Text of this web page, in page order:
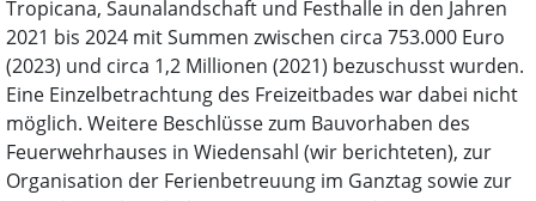
Tropicana, Saunalandschaft und Festhalle in den Jahren
2021 bis 2024 mit Summen zwischen circa 753.000 Euro
(2023) und circa 1,2 Millionen (2021) bezuschusst wurden.
Eine Einzelbetrachtung des Freizeitbades war dabei nicht
möglich. Weitere Beschlüsse zum Bauvorhaben des
Feuerwehrhauses in Wiedensahl (wir berichteten), zur
Organisation der Ferienbetreuung im Ganztag sowie zur